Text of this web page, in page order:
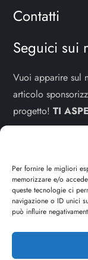
Per fornire le migliori
memorizzare e/o
queste tecnologie ci
navigazione o ID unici
può influire
Contatti
Seguici sui
Vuoi apparire sul
articolo
progetto!TI
dojouomo.it è un
dojoblog.it di
legale in Via
IT13402731007